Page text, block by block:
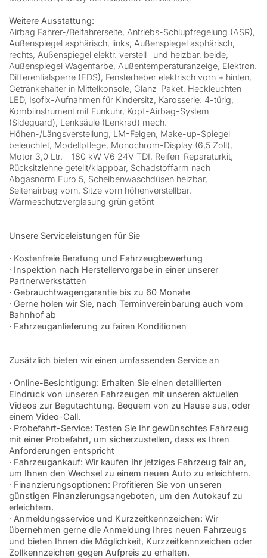
Weitere Ausstattung:
Airbag Fahrer-/Beifahrerseite, Antriebs-Schlupfregelung (ASR),
Außenspiegel asphärisch, links, Außenspiegel asphärisch,
rechts, Außenspiegel elektr. verstell- und heizbar, beide,
Außenspiegel Wagenfarbe, Außentemperaturanzeige, Elektron.
Differentialsperre (EDS), Fensterheber elektrisch vorn + hinten,
Getränkehalter in Mittelkonsole, Glanz-Paket, Heckleuchten
LED, Isofix-Aufnahmen für Kindersitz, Karosserie: 4-türig,
Kombiinstrument mit Funkuhr, Kopf-Airbag-System
(Sideguard), Lenksäule (Lenkrad) mech.
Höhen-/Längsverstellung, LM-Felgen, Make-up-Spiegel
beleuchtet, Modellpflege, Monochrom-Display (6,5 Zoll),
Motor 3,0 Ltr. – 180 kW V6 24V TDI, Reifen-Reparaturkit,
Rücksitzlehne geteilt/klappbar, Schadstoffarm nach
Abgasnorm Euro 5, Scheibenwaschdüsen heizbar,
Seitenairbag vorn, Sitze vorn höhenverstellbar,
Wärmeschutzverglasung grün getönt
Unsere Serviceleistungen für Sie
· Kostenfreie Beratung und Fahrzeugbewertung
· Inspektion nach Herstellervorgabe in einer unserer
Partnerwerkstätten
· Gebrauchtwagengarantie bis zu 60 Monate
· Gerne holen wir Sie, nach Terminvereinbarung auch vom
Bahnhof ab
· Fahrzeuganlieferung zu fairen Konditionen
Zusätzlich bieten wir einen umfassenden Service an
· Online-Besichtigung: Erhalten Sie einen detaillierten
Eindruck von unseren Fahrzeugen mit unseren aktuellen
Videos zur Begutachtung. Bequem von zu Hause aus, oder
einem Video-Call.
· Probefahrt-Service: Testen Sie Ihr gewünschtes Fahrzeug
mit einer Probefahrt, um sicherzustellen, dass es Ihren
Anforderungen entspricht
· Fahrzeugankauf: Wir kaufen Ihr jetziges Fahrzeug fair an,
um Ihnen den Wechsel zu einem neuen Auto zu erleichtern.
· Finanzierungsoptionen: Profitieren Sie von unseren
günstigen Finanzierungsangeboten, um den Autokauf zu
erleichtern.
· Anmeldungsservice und Kurzzeitkennzeichen: Wir
übernehmen gerne die Anmeldung Ihres neuen Fahrzeugs
und bieten Ihnen die Möglichkeit, Kurzzeitkennzeichen oder
Zollkennzeichen gegen Aufpreis zu erhalten.